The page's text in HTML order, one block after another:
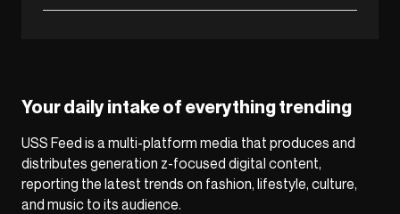
Your daily intake of everything trending
USS Feed is a multi-platform media that produces and
distributes generation z-focused digital content,
reporting the latest trends on fashion, lifestyle, culture,
and music to its audience.